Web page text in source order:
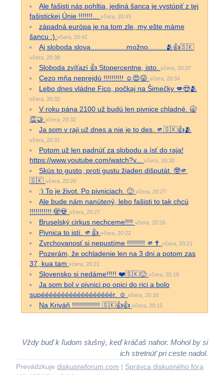
Ale fašisti nás pohltia, jediná šanca je vystúpiť z tej
fašistickej Únie !!!!!!!...
včera, 20:43
západná európa je na tom zle, my ešte máme
šancu :) včera, 20:41
Aj sloboda slova..................možno.........🫂👍🇸🇰
včera, 20:38
Sloboda zvíťazí 👍 Stopercentne, isto. včera, 20:37
Cezo mňa neprejdú !!!!!!!!!! ☺️😍😛 včera, 20:34
Lebo dnes vládne Fico, počkaj na Šimečky 💋😍🫂
včera, 20:32
V roku pána 2100 už budú len pivnice chladné. 🥱
👏🤝 včera, 20:32
Ja som v raji už dnes a nie je to des. 🫵🇸🇰👍🫂
včera, 20:31
Potom už len padnúť za slobodu a ísť do raja!
https://www.youtube.com/watch?v...
včera, 20:30
Skús to gusto, proti gustu žiaden dišputát. 🤓🫵
🇸🇰 včera, 20:29
:) To je život. Po pivniciach. 🙂 včera, 20:27
Ale bude nám nanútený, lebo fašisti to tak chcú
!!!!!!!!!!! 🫣💀 včera, 20:27
Bruselský cirkus nechceme!!!! včera, 20:26
Pivnica to istí. 🫵👍 včera, 20:22
Zvrchovanosť si nepustíme !!!!!!!!! 🫵✝️ včera, 20:21
Pozerám, že ochladenie len na 3 dni a potom zas
37, kua tam včera, 20:21
Slovensko si nedáme!!!!! ❤️🇸🇰🙂 včera, 20:18
Ja som bol v pivnici po opici do rici a bolo
supéééééééééééééééééér. ☺️ včera, 20:16
Na Kriváň !!!!!!!!!!!!!! 🇸🇰👍👍 včera, 20:15
Vždy buď k ľudom slušný, keď kráčaš nahor. Mohol by si
ich stretnúť pri ceste nadol.
Prevádzkuje diskusneforum.com | Správca diskusného fóra